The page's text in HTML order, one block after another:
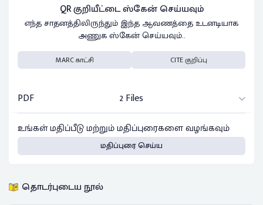
QR குறியீட்டை ஸ்கேன் செய்யவும்
எந்த சாதனத்திலிருந்தும் இந்த ஆவணத்தை உடனடியாக
அணுக ஸ்கேன் செய்யவும்..
MARC காட்சி CITE குறிப்பு
PDF
2 Files
உங்கள் மதிப்பீடு மற்றும் மதிப்புரைகளை வழங்கவும்
மதிப்புரை செய்ய
தொடர்புடைய நூல்